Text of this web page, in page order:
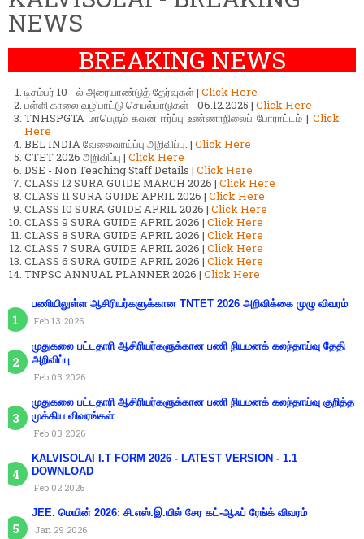
NEWS
BREAKING NEWS
டிசம்பர் 10 - ல் அரையாண்டுத் தேர்வுகள் | Click Here
பள்ளி காலை வழிபாட்டு செயல்பாடுகள் - 06.12.2025 | Click Here
TNHSPGTA மாபெரும் கவன ஈர்ப்பு உண்ணாநிலைப் போராட்டம் | Click
Here
BEL INDIA வேலைவாய்ப்பு அறிவிப்பு. | Click Here
CTET 2026 அறிவிப்பு | Click Here
DSE - Non Teaching Staff Details | Click Here
CLASS 12 SURA GUIDE MARCH 2026 | Click Here
CLASS 11 SURA GUIDE APRIL 2026 | Click Here
CLASS 10 SURA GUIDE APRIL 2026 | Click Here
CLASS 9 SURA GUIDE APRIL 2026 | Click Here
CLASS 8 SURA GUIDE APRIL 2026 | Click Here
CLASS 7 SURA GUIDE APRIL 2026 | Click Here
CLASS 6 SURA GUIDE APRIL 2026 | Click Here
TNPSC ANNUAL PLANNER 2026 | Click Here
பணியிலுள்ள ஆசிரியர்களுக்கான TNTET 2026 அறிவிக்கை முழு விவரம்
Feb 13 2026
முதுகலை பட்டதாரி ஆசிரியர்களுக்கான பணி நியமனக் கலந்தாய்வு தேதி
அறிவிப்பு
Feb 03 2026
முதுகலை பட்டதாரி ஆசிரியர்களுக்கான பணி நியமனக் கலந்தாய்வு குறித்த
முக்கிய விவரங்கள்
Feb 03 2026
KALVISOLAI I.T FORM 2026 - LATEST VERSION - 1.1
DOWNLOAD
Feb 02 2026
JEE. மெயின் 2026: சி.எஸ்.இ.யில் சேர கட்-ஆஃப் ரேங்க் விவரம்
Jan 29 2026